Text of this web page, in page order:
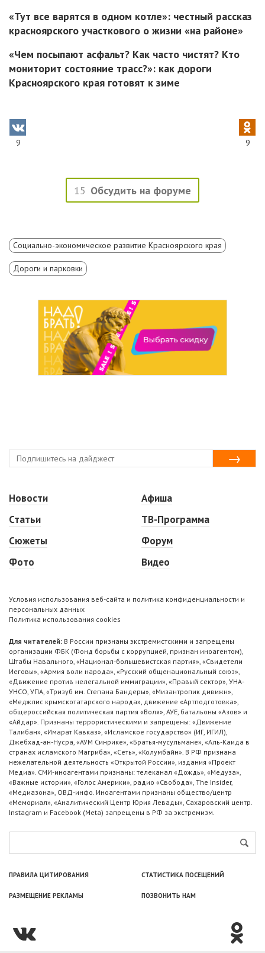
«Тут все варятся в одном котле»: честный рассказ
красноярского участкового о жизни «на районе»
«Чем посыпают асфальт? Как часто чистят? Кто
мониторит состояние трасс?»: как дороги
Красноярского края готовят к зиме
9 9
15 Обсудить на форуме
Социально-экономическое развитие Красноярского края
Дороги и парковки
Новости
Статьи
Сюжеты
Фото
Афиша
ТВ-Программа
Форум
Видео
Условия использования веб-сайта и политика конфиденциальности и
персональных данных
Политика использования cookies
Для читателей: В России признаны экстремистскими и запрещены
организации ФБК (Фонд борьбы с коррупцией, признан иноагентом),
Штабы Навального, «Национал-большевистская партия», «Свидетели
Иеговы», «Армия воли народа», «Русский общенациональный союз»,
«Движение против нелегальной иммиграции», «Правый сектор», УНА-
УНСО, УПА, «Тризуб им. Степана Бандеры», «Мизантропик дивижн»,
«Меджлис крымскотатарского народа», движение «Артподготовка»,
общероссийская политическая партия «Воля», АУЕ, батальоны «Азов» и
«Айдар». Признаны террористическими и запрещены: «Движение
Талибан», «Имарат Кавказ», «Исламское государство» (ИГ, ИГИЛ),
Джебхад-ан-Нусра, «АУМ Синрике», «Братья-мусульмане», «Аль-Каида в
странах исламского Магриба», «Сеть», «Колумбайн». В РФ признана
нежелательной деятельность «Открытой России», издания «Проект
Медиа». СМИ-иноагентами признаны: телеканал «Дождь», «Медуза»,
«Важные истории», «Голос Америки», радио «Свобода», The Insider,
«Медиазона», ОВД-инфо. Иноагентами признаны общество/центр
«Мемориал», «Аналитический Центр Юрия Левады», Сахаровский центр.
Instagram и Facebook (Metа) запрещены в РФ за экстремизм.
ПРАВИЛА ЦИТИРОВАНИЯ СТАТИСТИКА ПОСЕЩЕНИЙ
РАЗМЕЩЕНИЕ РЕКЛАМЫ ПОЗВОНИТЬ НАМ